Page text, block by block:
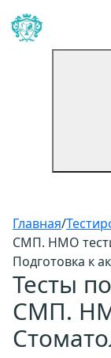
Главная/
СМП. НМО
Подготовка к
Тесты
СМП.